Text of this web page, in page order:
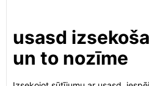
usasd
un to nozīme